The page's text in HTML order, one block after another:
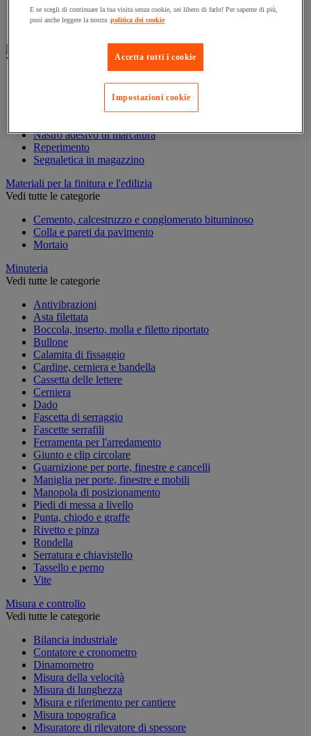
Grasso e olio
Lubrificante e sbloccante
Marcatura
Vedi tutte le categorie
Marcatura industriale
Marcatura permanente
Nastro adesivo di marcatura
Reperimento
Segnaletica in magazzino
Materiali per la finitura e l'edilizia
Vedi tutte le categorie
Cemento, calcestruzzo e conglomerato bituminoso
Colla e pareti da pavimento
Mortaio
Minuteria
Vedi tutte le categorie
Antivibrazioni
Asta filettata
Boccola, inserto, molla e filetto riportato
Bullone
Calamita di fissaggio
Cardine, cerniera e bandella
Cassetta delle lettere
Cerniera
Dado
Fascetta di serraggio
Fascette serrafili
Ferramenta per l'arredamento
Giunto e clip circolare
Guarnizione per porte, finestre e cancelli
Maniglia per porte, finestre e mobili
Manopola di posizionamento
Piedi di messa a livello
Punta, chiodo e graffe
Rivetto e pinza
Rondella
Serratura e chiavistello
Tassello e perno
Vite
Misura e controllo
Vedi tutte le categorie
Bilancia industriale
Contatore e cronometro
Dinamometro
Misura della velocità
Misura di lunghezza
Misura e riferimento per cantiere
Misura topografica
Misuratore di rilevatore di spessore
E se scegli di continuare la tua visita senza cookie, sei libero di farlo! Per saperne di più,
puoi anche leggere la nostra politica dei cookie
Accetta tutti i cookie
Impostazioni cookie